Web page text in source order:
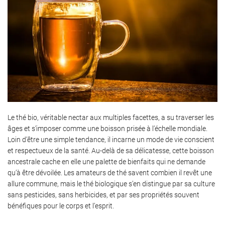
Le thé bio, véritable nectar aux multiples facettes, a su traverser les
âges et s’imposer comme une boisson prisée à l’échelle mondiale.
Loin d’être une simple tendance, il incarne un mode de vie conscient
et respectueux de la santé. Au-delà de sa délicatesse, cette boisson
ancestrale cache en elle une palette de bienfaits qui ne demande
qu’à être dévoilée. Les amateurs de thé savent combien il revêt une
allure commune, mais le thé biologique s’en distingue par sa culture
sans pesticides, sans herbicides, et par ses propriétés souvent
bénéfiques pour le corps et l’esprit.